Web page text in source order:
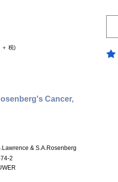
＋ 税)
Cancer,
& S.A.Rosenberg
2